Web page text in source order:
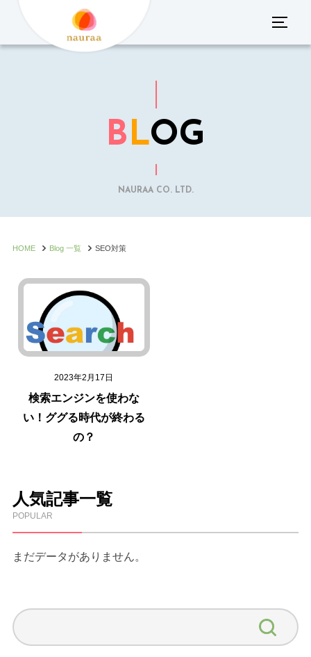
テ
BLOG
NAURAA CO. LTD.
HOME Blog 一覧 SEO対策
2023年2月17日
検索エンジンを使わな
い！ググる時代が終わる
の？
人気記事一覧
POPULAR
まだデータがありません。